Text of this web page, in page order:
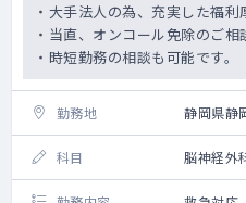
・大手法人の為、充実した福利
・当直、オンコール免除のご相
・時短勤務の相談も可能です。
勤務地 静岡県静
科目 脳神経外